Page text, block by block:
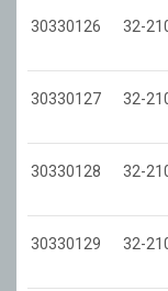
30330126 32-
30330127 32-
30330128 32-
30330129 32-